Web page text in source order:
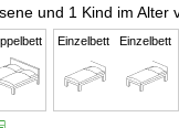
und 1 Kind im Alter
Einzelbett Einzelbett